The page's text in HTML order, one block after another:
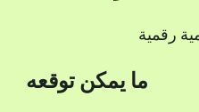
رقمية
ما يمكن توقعه